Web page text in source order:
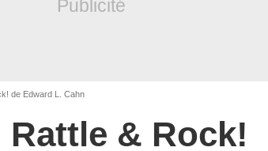
de Edward L. Cahn
Rattle & Rock!